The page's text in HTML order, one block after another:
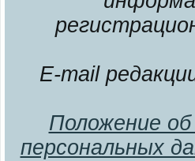
E-mail
Положение об
персональных